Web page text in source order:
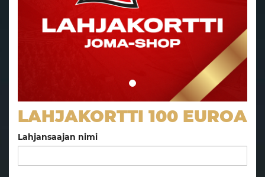
LAHJAKORTTI 100 EUROA
Lahjansaajan nimi